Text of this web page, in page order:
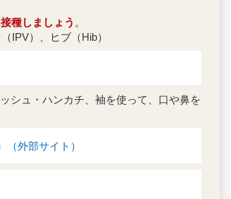
種しましょう 。
IPV）、ヒブ（Hib）
シュ・ハンカチ、袖を使って、口や鼻を
外部サイト）